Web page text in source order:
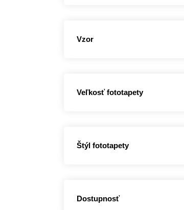
Vzor
Veľkosť fototapety
Štýl fototapety
Dostupnosť